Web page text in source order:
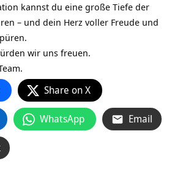
kannst du eine große Tiefe der
– und dein Herz voller Freude und
wir uns freuen.
Share on X
WhatsApp Email